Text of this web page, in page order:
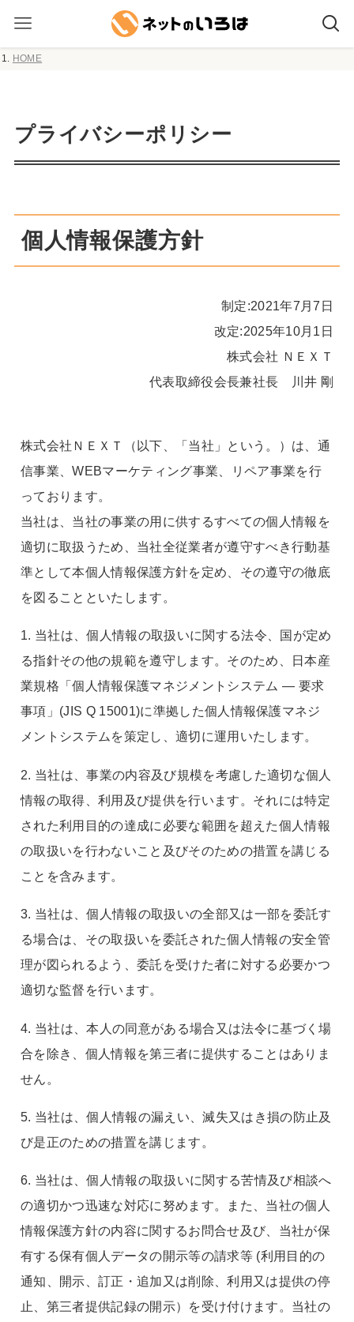
HOME
プライバシーポリシー
個人情報保護方針
制定:2021年7月7日
改定:2025年10月1日
株式会社 ＮＥＸＴ
代表取締役会長兼社長 川井 剛
株式会社ＮＥＸＴ（以下、「当社」という。）は、通
信事業、WEBマーケティング事業、リペア事業を行
っております。
当社は、当社の事業の用に供するすべての個人情報を
適切に取扱うため、当社全従業者が遵守すべき行動基
準として本個人情報保護方針を定め、その遵守の徹底
を図ることといたします。
1. 当社は、個人情報の取扱いに関する法令、国が定め
る指針その他の規範を遵守します。そのため、日本産
業規格「個人情報保護マネジメントシステム — 要求
事項」(JIS Q 15001)に準拠した個人情報保護マネジ
メントシステムを策定し、適切に運用いたします。
2. 当社は、事業の内容及び規模を考慮した適切な個人
情報の取得、利用及び提供を行います。それには特定
された利用目的の達成に必要な範囲を超えた個人情報
の取扱いを行わないこと及びそのための措置を講じる
ことを含みます。
3. 当社は、個人情報の取扱いの全部又は一部を委託す
る場合は、その取扱いを委託された個人情報の安全管
理が図られるよう、委託を受けた者に対する必要かつ
適切な監督を行います。
4. 当社は、本人の同意がある場合又は法令に基づく場
合を除き、個人情報を第三者に提供することはありま
せん。
5. 当社は、個人情報の漏えい、滅失又はき損の防止及
び是正のための措置を講じます。
6. 当社は、個人情報の取扱いに関する苦情及び相談へ
の適切かつ迅速な対応に努めます。また、当社の個人
情報保護方針の内容に関するお問合せ及び、当社が保
有する保有個人データの開示等の請求等 (利用目的の
通知、開示、訂正・追加又は削除、利用又は提供の停
止、第三者提供記録の開示）を受け付けます。当社の